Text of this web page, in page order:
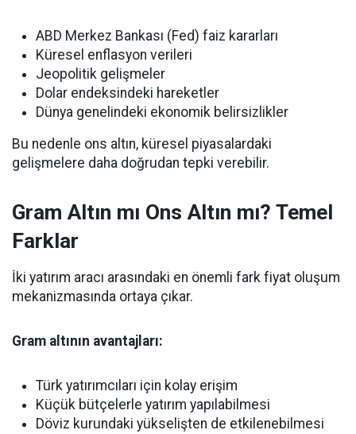
ABD Merkez Bankası (Fed) faiz kararları
Küresel enflasyon verileri
Jeopolitik gelişmeler
Dolar endeksindeki hareketler
Dünya genelindeki ekonomik belirsizlikler
Bu nedenle ons altın, küresel piyasalardaki
gelişmelere daha doğrudan tepki verebilir.
Gram Altın mı Ons Altın mı? Temel
Farklar
İki yatırım aracı arasındaki en önemli fark fiyat oluşum
mekanizmasında ortaya çıkar.
Gram altının avantajları:
Türk yatırımcıları için kolay erişim
Küçük bütçelerle yatırım yapılabilmesi
Döviz kurundaki yükselişten de etkilenebilmesi